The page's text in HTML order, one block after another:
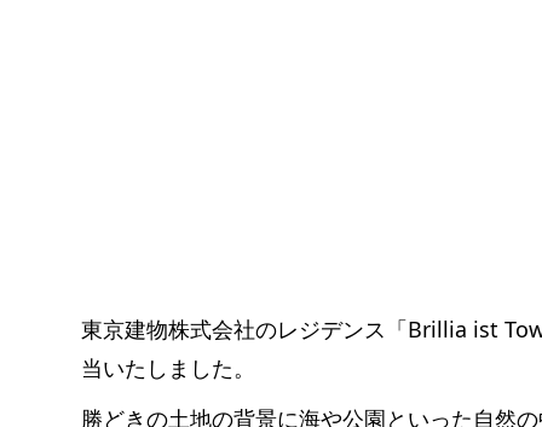
東京建物株式会社のレジデンス「Brillia ist
当いたしました。
勝どきの土地の背景に海や公園といった自然